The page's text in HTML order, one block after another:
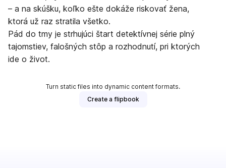
– a na skúšku, koľko ešte dokáže riskovať žena,
ktorá už raz stratila všetko.
Pád do tmy je strhujúci štart detektívnej série plný
tajomstiev, falošných stôp a rozhodnutí, pri ktorých
ide o život.
Turn static files into dynamic content formats.
Create a flipbook